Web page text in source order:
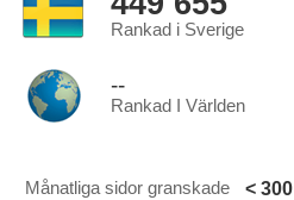
Rankad i Sverige
--
Rankad I Världen
Månatliga sidor granskade < 300